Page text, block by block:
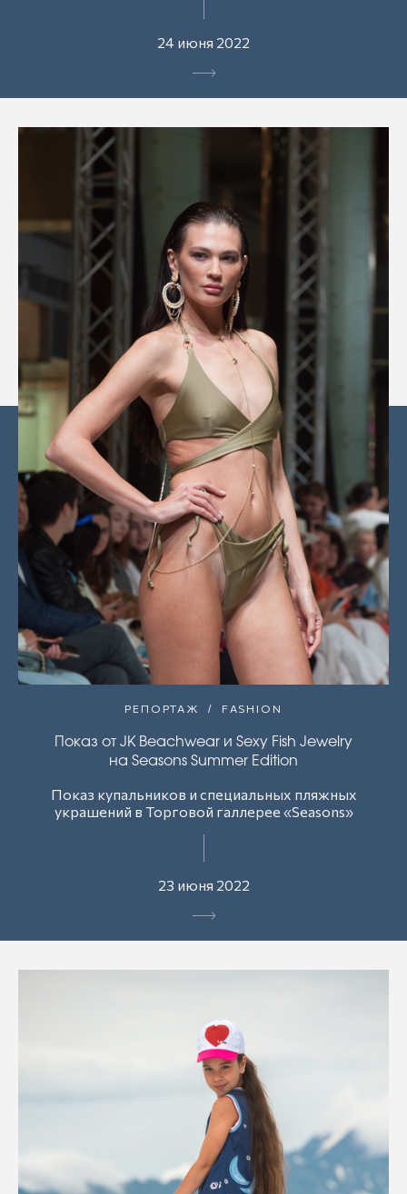
24 июня 2022
РЕПОРТАЖ FASHION
Показ от JK Beachwear и Sexy Fish Jewelry
на Seasons Summer Edition
Показ купальников и специальных пляжных
украшений в Торговой галлерее «Seasons»
23 июня 2022